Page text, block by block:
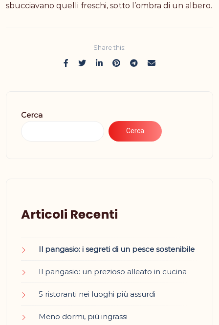
sbucciavano quelli freschi, sotto l’ombra di un albero.
Share this:
Cerca
Cerca
Articoli Recenti
Il pangasio: i segreti di un pesce sostenibile
Il pangasio: un prezioso alleato in cucina
5 ristoranti nei luoghi più assurdi
Meno dormi, più ingrassi